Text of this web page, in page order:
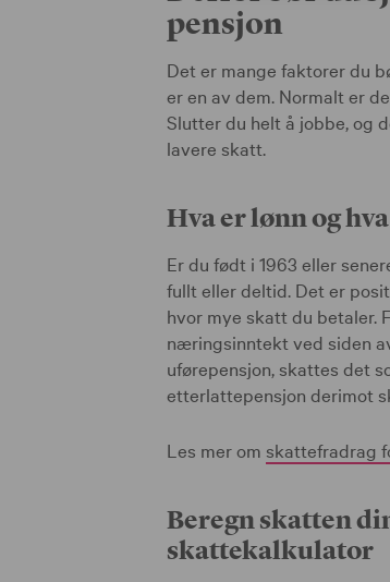
pensjon
Det er mange faktorer du
er en av dem. Normalt er
Slutter du helt å jobbe, og
lavere skatt.
Hva er lønn og
Er du født i 1963 eller
fullt eller deltid. Det er
hvor mye skatt du betaler.
næringsinntekt ved siden
uførepensjon, skattes det
etterlattepensjon derimot
Les mer om skattefradrag
Beregn skatten
skattekalkulator